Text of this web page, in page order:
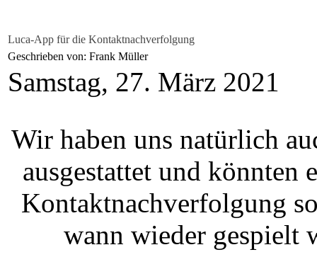
Luca-App für die Kontaktnachverfolgung
Geschrieben von: Frank Müller
Samstag, 27. März 2021
Wir haben uns natürlich
ausgestattet und könnten
Kontaktnachverfolgung
wann wieder